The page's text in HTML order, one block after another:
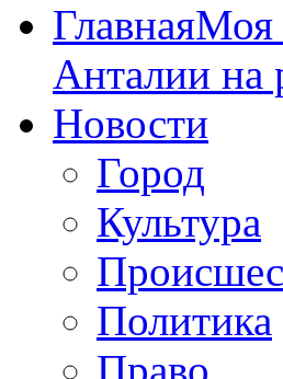
ГлавнаяМоя
Анталии на
Новости
Город
Культура
Политика